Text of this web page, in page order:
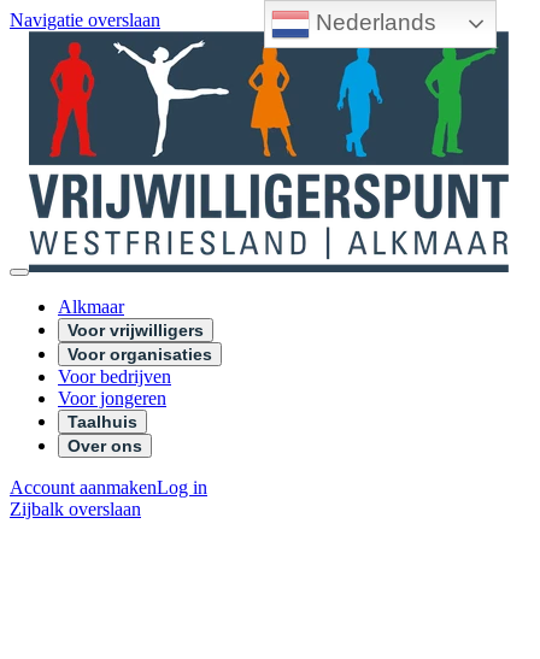
Nederlands
Navigatie overslaan
Alkmaar
Voor vrijwilligers
Voor organisaties
Voor bedrijven
Voor jongeren
Taalhuis
Over ons
Account aanmakenLog in
Zijbalk overslaan